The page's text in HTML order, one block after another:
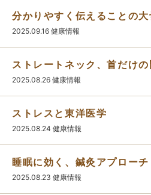
お問い
分かりやすく伝えることの大
2025.09.16 健康情報
ストレートネック、首だけ
2025.08.26 健康情報
ストレスと東洋医学
2025.08.24 健康情報
睡眠に効く、鍼灸アプローチ
2025.08.23 健康情報